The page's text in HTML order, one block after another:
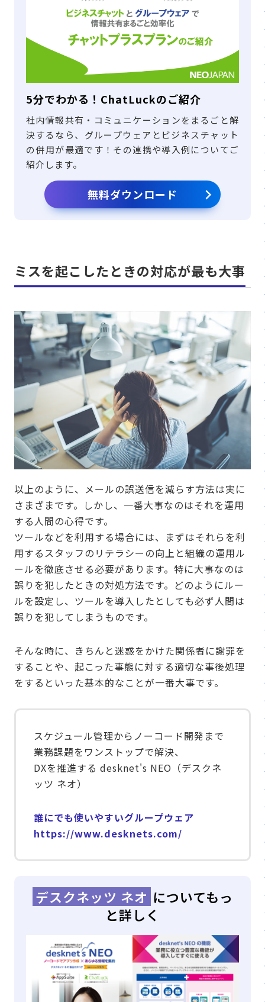
5分でわかる！ChatLuckのご紹介
社内情報共有・コミュニケーションをまるごと解
決するなら、グループウェアとビジネスチャット
の併用が最適です！その連携や導入例についてご
紹介します。
無料ダウンロード
ミスを起こしたときの対応が最も大事
以上のように、メールの誤送信を減らす方法は実に
さまざまです。しかし、一番大事なのはそれを運用
する人間の心得です。
ツールなどを利用する場合には、まずはそれらを利
用するスタッフのリテラシーの向上と組織の運用ル
ールを徹底させる必要があります。特に大事なのは
誤りを犯したときの対処方法です。どのようにルー
ルを設定し、ツールを導入したとしても必ず人間は
誤りを犯してしまうものです。
そんな時に、きちんと迷惑をかけた関係者に謝罪を
することや、起こった事態に対する適切な事後処理
をするといった基本的なことが一番大事です。
スケジュール管理からノーコード開発まで
業務課題をワンストップで解決、
DXを推進する desknet's NEO（デスクネ
ッツ ネオ）
誰にでも使いやすいグループウェア
https://www.desknets.com/
デスクネッツ ネオ についてもっ
と詳しく